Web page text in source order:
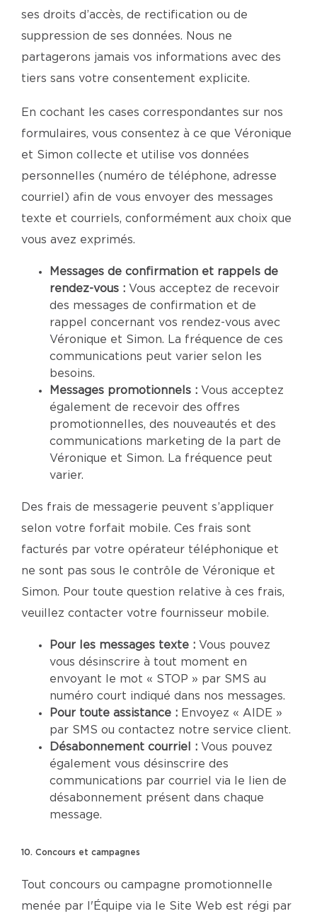
ses droits d’accès, de rectification ou de
suppression de ses données. Nous ne
partagerons jamais vos informations avec des
tiers sans votre consentement explicite.
En cochant les cases correspondantes sur nos
formulaires, vous consentez à ce que Véronique
et Simon collecte et utilise vos données
personnelles (numéro de téléphone, adresse
courriel) afin de vous envoyer des messages
texte et courriels, conformément aux choix que
vous avez exprimés.
Messages de confirmation et rappels de
rendez-vous : Vous acceptez de recevoir
des messages de confirmation et de
rappel concernant vos rendez-vous avec
Véronique et Simon. La fréquence de ces
communications peut varier selon les
besoins.
Messages promotionnels : Vous acceptez
également de recevoir des offres
promotionnelles, des nouveautés et des
communications marketing de la part de
Véronique et Simon. La fréquence peut
varier.
Des frais de messagerie peuvent s’appliquer
selon votre forfait mobile. Ces frais sont
facturés par votre opérateur téléphonique et
ne sont pas sous le contrôle de Véronique et
Simon. Pour toute question relative à ces frais,
veuillez contacter votre fournisseur mobile.
Pour les messages texte : Vous pouvez
vous désinscrire à tout moment en
envoyant le mot « STOP » par SMS au
numéro court indiqué dans nos messages.
Pour toute assistance : Envoyez « AIDE »
par SMS ou contactez notre service client.
Désabonnement courriel : Vous pouvez
également vous désinscrire des
communications par courriel via le lien de
désabonnement présent dans chaque
message.
10. Concours et campagnes
Tout concours ou campagne promotionnelle
menée par l'Équipe via le Site Web est régi par